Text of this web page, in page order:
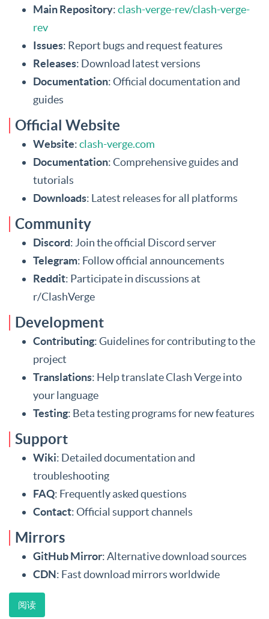
Main Repository:clash-verge-rev/clash-verge-
rev
Issues: Report bugs and request features
Releases: Download latest versions
Documentation: Official documentation and
guides
Official Website
Website:clash-verge.com
Documentation: Comprehensive guides and
tutorials
Downloads: Latest releases for all platforms
Community
Discord: Join the official Discord server
Telegram: Follow official announcements
Reddit: Participate in discussions at
r/ClashVerge
Development
Contributing: Guidelines for contributing to the
project
Translations: Help translate Clash Verge into
your language
Testing: Beta testing programs for new features
Support
Wiki: Detailed documentation and
troubleshooting
FAQ: Frequently asked questions
Contact: Official support channels
Mirrors
GitHub Mirror: Alternative download sources
CDN: Fast download mirrors worldwide
阅读